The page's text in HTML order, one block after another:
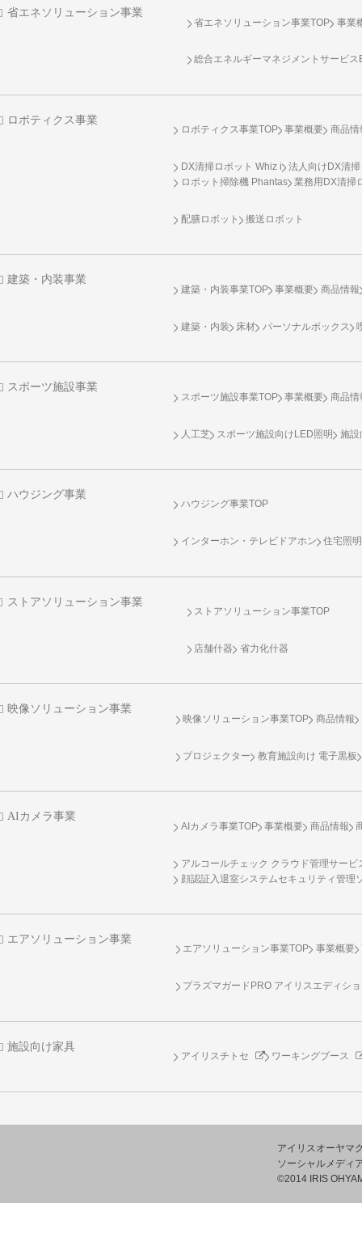
省エネソリューション事業
省エネソリューション事業TOP 事業
総合エネルギーマネジメントサービ
ロボティクス事業
ロボティクス事業TOP 事業概要 商品情
DX清掃ロボット Whiz i
法人向けDX清
ロボット掃除機 Phantas
業務用DX清掃
配膳ロボット 搬送ロボット
建築・内装事業
建築・内装事業TOP 事業概要 商品情報
建築・内装 床材 パーソナルボックス
スポーツ施設事業
スポーツ施設事業TOP 事業概要 商品情
人工芝 スポーツ施設向けLED照明 施設
ハウジング事業
ハウジング事業TOP
インターホン・テレビドアホン 住宅照明
ストアソリューション事業
ストアソリューション事業TOP
店舗什器 省力化什器
映像ソリューション事業
映像ソリューション事業TOP 商品情報
プロジェクター 教育施設向け 電子黒板
AIカメラ事業
AIカメラ事業TOP 事業概要 商品情報
アルコールチェック クラウド管理サービ
顔認証入退室システムセキュリティ管理
エアソリューション事業
エアソリューション事業TOP 事業概要
プラズマガードPRO アイリスエディシ
施設向け家具
アイリスチトセ ワーキングブース
アイリスオーヤマ
ソーシャルメディ
©2014 IRIS